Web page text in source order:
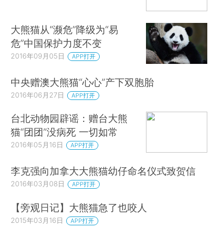
大熊猫从“濒危”降级为“易
危”中国保护力度不变
2016年09月05日 APP打开
中央赠澳大熊猫“心心”产下双胞胎
2016年06月27日 APP打开
台北动物园辟谣：赠台大熊
猫“团团”没病死 一切如常
2016年05月16日 APP打开
李克强向加拿大大熊猫幼仔命名仪式致贺信
2016年03月08日 APP打开
【旁观日记】大熊猫急了也咬人
2015年03月16日 APP打开